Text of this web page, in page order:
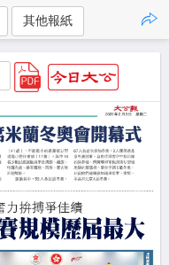
其他報紙